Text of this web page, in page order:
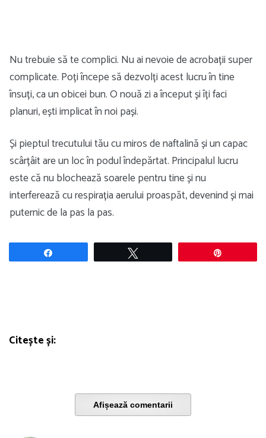
Nu trebuie să te complici. Nu ai nevoie de acrobații super
complicate. Poți începe să dezvolți acest lucru în tine
însuți, ca un obicei bun. O nouă zi a început și îți faci
planuri, ești implicat în noi pași.
Și pieptul trecutului tău cu miros de naftalină și un capac
scârțâit are un loc în podul îndepărtat. Principalul lucru
este că nu blochează soarele pentru tine și nu
interferează cu respirația aerului proaspăt, devenind și mai
puternic de la pas la pas.
Citește și:
Afișează comentarii